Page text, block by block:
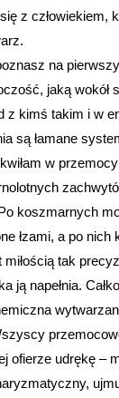
z
na
jaką wokół
z kimś takim i w
są łamane
w
koszmarnych
łzami, a po
tak
ją napełnia.
ofierze udrękę –